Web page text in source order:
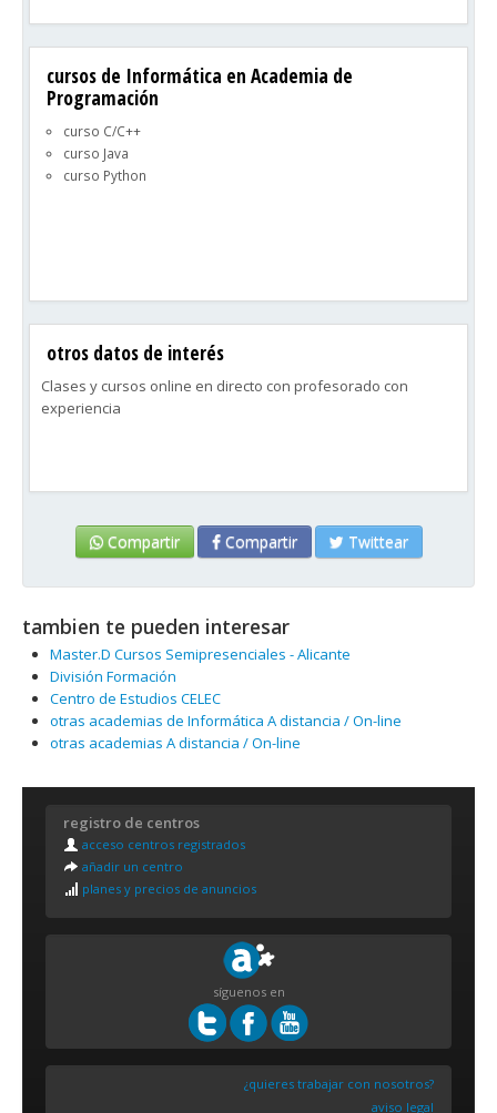
cursos de Informática en Academia de
Programación
curso C/C++
curso Java
curso Python
otros datos de interés
Clases y cursos online en directo con profesorado con
experiencia
Compartir Compartir Twittear
tambien te pueden interesar
Master.D Cursos Semipresenciales - Alicante
División Formación
Centro de Estudios CELEC
otras academias de Informática A distancia / On-line
otras academias A distancia / On-line
registro de centros
acceso centros registrados
añadir un centro
planes y precios de anuncios
síguenos en
¿quieres trabajar con nosotros?
aviso legal